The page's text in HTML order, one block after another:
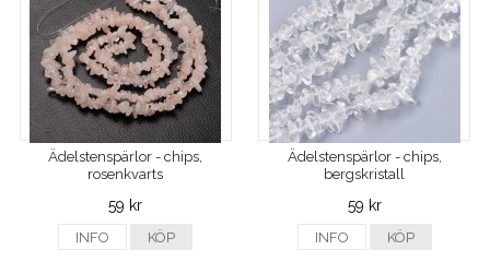
Ädelstenspärlor - chips,
rosenkvarts
59 kr
INFO KÖP
Ädelstenspärlor - chips,
bergskristall
59 kr
INFO KÖP